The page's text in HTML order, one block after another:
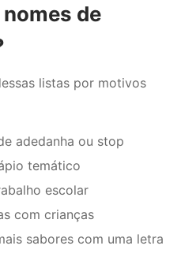
de
listas por motivos
adedanha ou stop
temático
escolar
com crianças
sabores com uma letra